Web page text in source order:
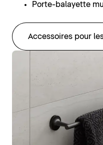
Porte-balayette
Accessoires pour